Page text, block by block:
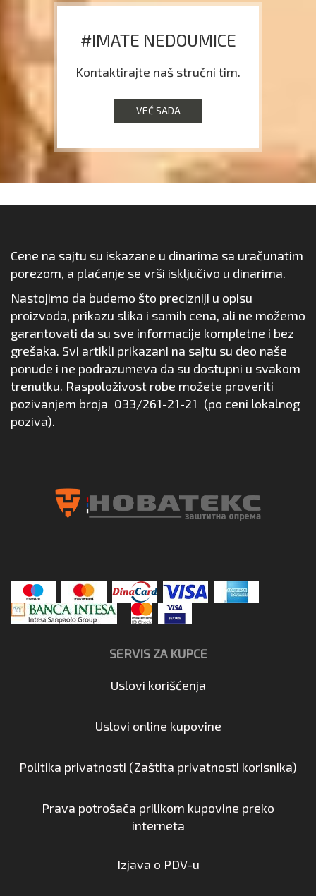
#IMATE NEDOUMICE
Kontaktirajte naš stručni tim.
VEĆ SADA
Cene na sajtu su iskazane u dinarima sa uračunatim
porezom, a plaćanje se vrši isključivo u dinarima.
Nastojimo da budemo što precizniji u opisu
proizvoda, prikazu slika i samih cena, ali ne možemo
garantovati da su sve informacije kompletne i bez
grešaka. Svi artikli prikazani na sajtu su deo naše
ponude i ne podrazumeva da su dostupni u svakom
trenutku. Raspoloživost robe možete proveriti
pozivanjem broja 033/261-21-21 (po ceni lokalnog
poziva).
SERVIS ZA KUPCE
Uslovi korišćenja
Uslovi online kupovine
Politika privatnosti (Zaštita privatnosti korisnika)
Prava potrošača prilikom kupovine preko
interneta
Izjava o PDV-u